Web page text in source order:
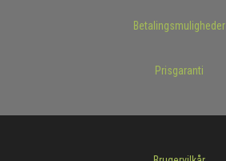
Betalingsmuligheder
Prisgaranti